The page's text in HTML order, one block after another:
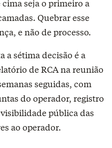
seja o primeiro a
Quebrar esse
e não de processo.
a sétima decisão é a
de RCA na reunião
seguidas, com
do operador, registro
pública das
ao operador.